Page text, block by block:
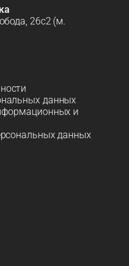
26с2 (м.
данных
и
данных